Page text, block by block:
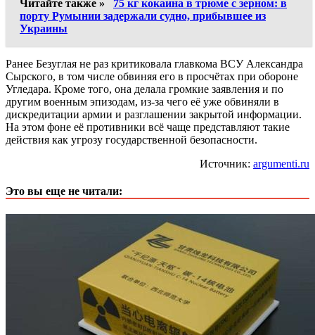
Читайте также »
75 кг кокаина в трюме с зерном: в
порту Румынии задержали судно, прибывшее из
Украины
Ранее Безуглая не раз критиковала главкома ВСУ Александра
Сырского, в том числе обвиняя его в просчётах при обороне
Угледара. Кроме того, она делала громкие заявления и по
другим военным эпизодам, из-за чего её уже обвиняли в
дискредитации армии и разглашении закрытой информации.
На этом фоне её противники всё чаще представляют такие
действия как угрозу государственной безопасности.
Источник: argumenti.ru
Это вы еще не читали: